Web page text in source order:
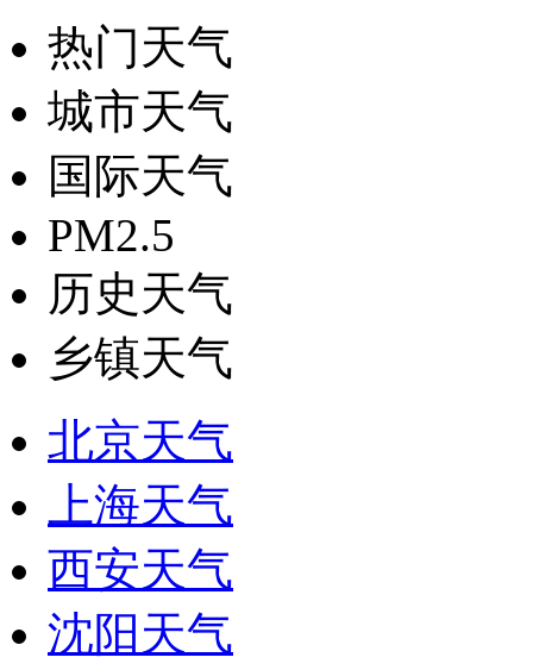
热门天气
城市天气
国际天气
PM2.5
历史天气
乡镇天气
北京天气
上海天气
西安天气
沈阳天气